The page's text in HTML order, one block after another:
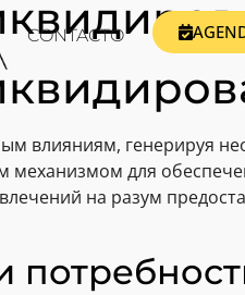
CONTACTO
влияниям, генерируя
для
на разум